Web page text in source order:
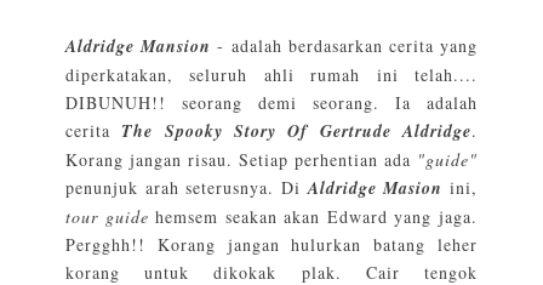
Aldridge Mansion - adalah berdasarkan cerita yang
diperkatakan, seluruh ahli rumah ini telah....
DIBUNUH!! seorang demi seorang. Ia adalah
cerita The Spooky Story Of Gertrude Aldridge.
Korang jangan risau. Setiap perhentian ada "guide"
penunjuk arah seterusnya. Di Aldridge Masion ini,
tour guide hemsem seakan akan Edward yang jaga.
Pergghh!! Korang jangan hulurkan batang leher
korang untuk dikokak plak. Cair tengok